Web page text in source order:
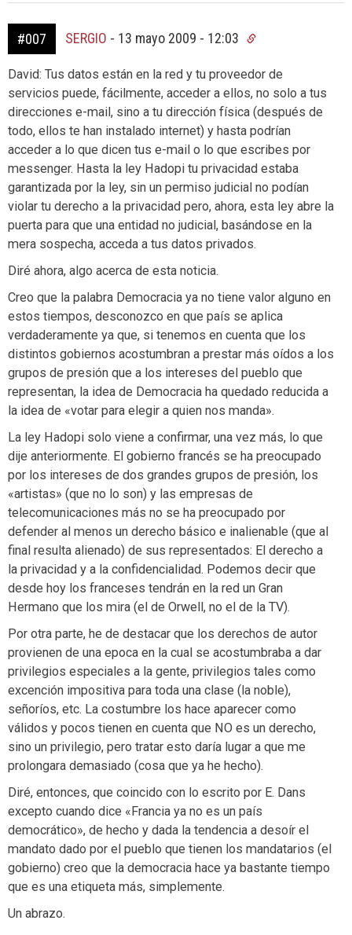
#007 SERGIO - 13 mayo 2009 - 12:03
David: Tus datos están en la red y tu proveedor de
servicios puede, fácilmente, acceder a ellos, no solo a tus
direcciones e-mail, sino a tu dirección física (después de
todo, ellos te han instalado internet) y hasta podrían
acceder a lo que dicen tus e-mail o lo que escribes por
messenger. Hasta la ley Hadopi tu privacidad estaba
garantizada por la ley, sin un permiso judicial no podían
violar tu derecho a la privacidad pero, ahora, esta ley abre la
puerta para que una entidad no judicial, basándose en la
mera sospecha, acceda a tus datos privados.
Diré ahora, algo acerca de esta noticia.
Creo que la palabra Democracia ya no tiene valor alguno en
estos tiempos, desconozco en que país se aplica
verdaderamente ya que, si tenemos en cuenta que los
distintos gobiernos acostumbran a prestar más oídos a los
grupos de presión que a los intereses del pueblo que
representan, la idea de Democracia ha quedado reducida a
la idea de «votar para elegir a quien nos manda».
La ley Hadopi solo viene a confirmar, una vez más, lo que
dije anteriormente. El gobierno francés se ha preocupado
por los intereses de dos grandes grupos de presión, los
«artistas» (que no lo son) y las empresas de
telecomunicaciones más no se ha preocupado por
defender al menos un derecho básico e inalienable (que al
final resulta alienado) de sus representados: El derecho a
la privacidad y a la confidencialidad. Podemos decir que
desde hoy los franceses tendrán en la red un Gran
Hermano que los mira (el de Orwell, no el de la TV).
Por otra parte, he de destacar que los derechos de autor
provienen de una epoca en la cual se acostumbraba a dar
privilegios especiales a la gente, privilegios tales como
excención impositiva para toda una clase (la noble),
señoríos, etc. La costumbre los hace aparecer como
válidos y pocos tienen en cuenta que NO es un derecho,
sino un privilegio, pero tratar esto daría lugar a que me
prolongara demasiado (cosa que ya he hecho).
Diré, entonces, que coincido con lo escrito por E. Dans
excepto cuando dice «Francia ya no es un país
democrático», de hecho y dada la tendencia a desoír el
mandato dado por el pueblo que tienen los mandatarios (el
gobierno) creo que la democracia hace ya bastante tiempo
que es una etiqueta más, simplemente.
Un abrazo.